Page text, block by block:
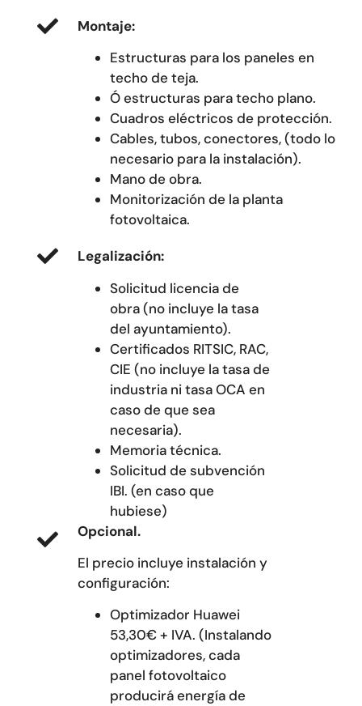
Montaje:
Estructuras para los paneles en
techo de teja.
Ó estructuras para techo plano.
Cuadros eléctricos de protección.
Cables, tubos, conectores, (todo lo
necesario para la instalación).
Mano de obra.
Monitorización de la planta
fotovoltaica.
Legalización:
Solicitud licencia de
obra (no incluye la tasa
del ayuntamiento).
Certificados RITSIC, RAC,
CIE (no incluye la tasa de
industria ni tasa OCA en
caso de que sea
necesaria).
Memoria técnica.
Solicitud de subvención
IBI. (en caso que
hubiese)
Opcional.
El precio incluye instalación y
configuración:
Optimizador Huawei
53,30€ + IVA. (Instalando
optimizadores, cada
panel fotovoltaico
producirá energía de